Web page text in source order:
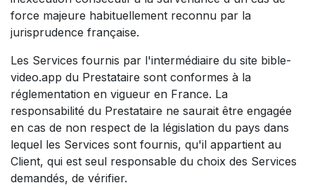
force majeure habituellement reconnu par la
jurisprudence française.
Les Services fournis par l'intermédiaire du site bible-
video.app du Prestataire sont conformes à la
réglementation en vigueur en France. La
responsabilité du Prestataire ne saurait être engagée
en cas de non respect de la législation du pays dans
lequel les Services sont fournis, qu'il appartient au
Client, qui est seul responsable du choix des Services
demandés, de vérifier.